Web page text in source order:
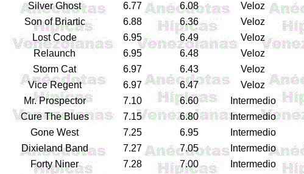
Silver Ghost
6.77 6.08 Veloz
Son of Briartic
6.88 6.36 Veloz
Lost Code
6.95 6.49 Veloz
Relaunch
6.95 6.48 Veloz
Storm Cat
6.97 6.43 Veloz
Vice Regent
6.97 6.47 Veloz
Mr. Prospector
7.10 6.60 Intermedio
Cure The Blues
7.15 6.80 Intermedio
Gone West
7.25 6.95 Intermedio
Dixieland Band
7.27 7.05 Intermedio
Forty Niner
7.28 7.00 Intermedio